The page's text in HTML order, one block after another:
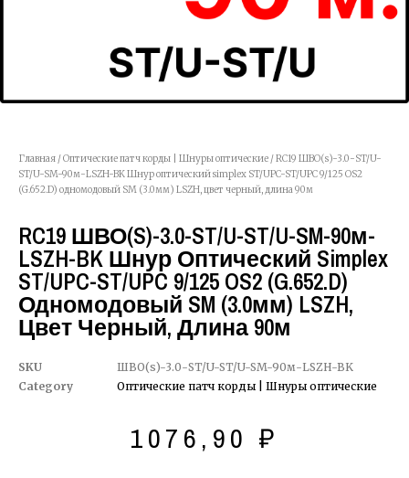
Главная /Оптические патч корды | Шнуры оптические / RC19 ШВО(s)-3.0-ST/U-
ST/U-SM-90м-LSZH-BK Шнур оптический simplex ST/UPC-ST/UPC 9/125 OS2
(G.652.D) одномодовый SM (3.0мм) LSZH, цвет черный, длина 90м
RC19 ШВО(s)-3.0-ST/U-ST/U-SM-90м-
LSZH-BK Шнур Оптический Simplex
ST/UPC-ST/UPC 9/125 OS2 (G.652.D)
Одномодовый SM (3.0мм) LSZH,
Цвет Черный, Длина 90м
SKU
ШВО(s)-3.0-ST/U-ST/U-SM-90м-LSZH-BK
Category
Оптические патч корды | Шнуры оптические
1076,90 ₽